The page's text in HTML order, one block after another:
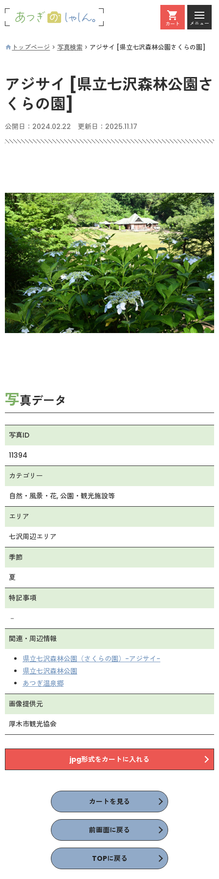
カート
カート メニュー
トップページ 写真検索 アジサイ [県立七沢森林公園さくらの園]
アジサイ [県立七沢森林公園さ
くらの園]
公開日： 2024.02.22 更新日： 2025.11.17
写真データ
写真ID
11394
カテゴリー
自然・風景・花 公園・観光施設等
エリア
七沢周辺エリア
季節
夏
特記事項
－
関連・周辺情報
県立七沢森林公園（さくらの園）-アジサイ-
県立七沢森林公園
あつぎ温泉郷
画像提供元
厚木市観光協会
jpg形式をカートに入れる
カートを見る
前画面に戻る
TOPに戻る